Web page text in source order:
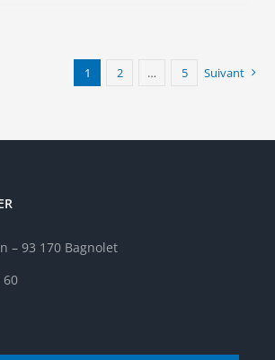
1 2 … 5 Suivant
– 93 170 Bagnolet
60